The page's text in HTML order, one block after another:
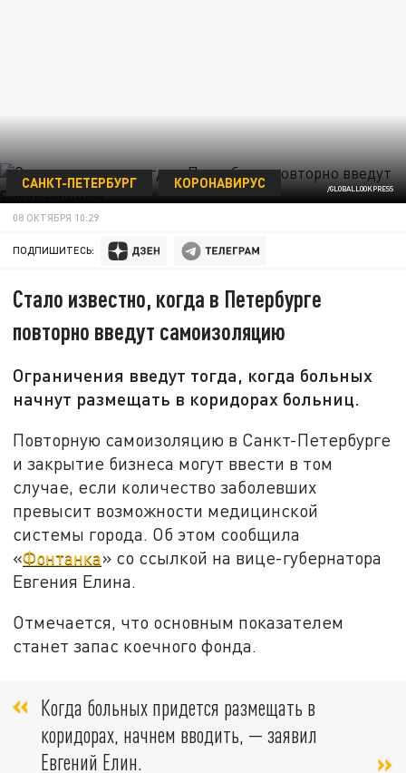
/GLOBALLOOKPRESS
САНКТ-ПЕТЕРБУРГ КОРОНАВИРУС
08 ОКТЯБРЯ 10:29
ПОДПИШИТЕСЬ:
Стало известно, когда в Петербурге
повторно введут самоизоляцию
Ограничения введут тогда, когда больных
начнут размещать в коридорах больниц.
Повторную самоизоляцию в Санкт-Петербурге
и закрытие бизнеса могут ввести в том
случае, если количество заболевших
превысит возможности медицинской
системы города. Об этом сообщила
«Фонтанка» со ссылкой на вице-губернатора
Евгения Елина.
Отмечается, что основным показателем
станет запас коечного фонда.
Когда больных придется размещать в
коридорах, начнем вводить, — заявил
Евгений Елин.